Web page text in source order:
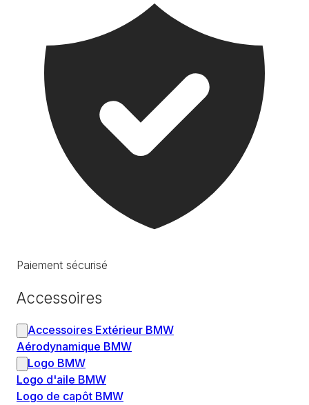
Paiement sécurisé
Accessoires
Accessoires Extérieur BMW
Aérodynamique BMW
Logo BMW
Logo d'aile BMW
Logo de capôt BMW